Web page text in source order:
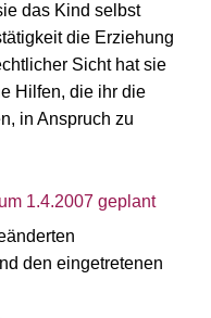
das Kind selbst
die Erziehung
Sicht hat sie
Hilfen, die ihr die
in Anspruch zu
1.4.2007 geplant
den eingetretenen